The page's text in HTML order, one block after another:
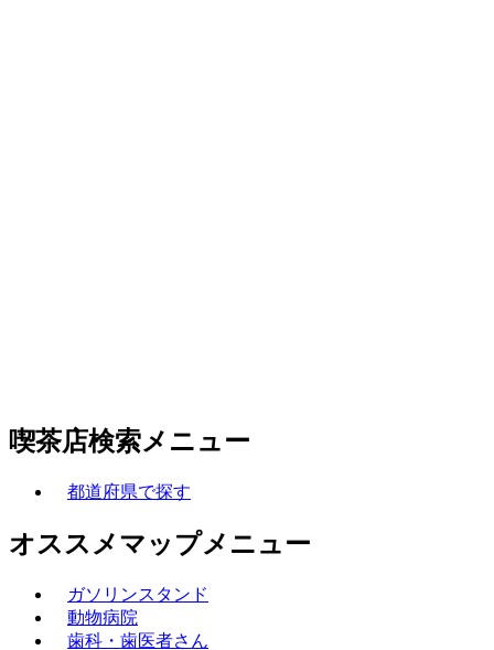
喫茶店検索メニュー
都道府県で探す
オススメマップメニュー
ガソリンスタンド
動物病院
歯科・歯医者さん